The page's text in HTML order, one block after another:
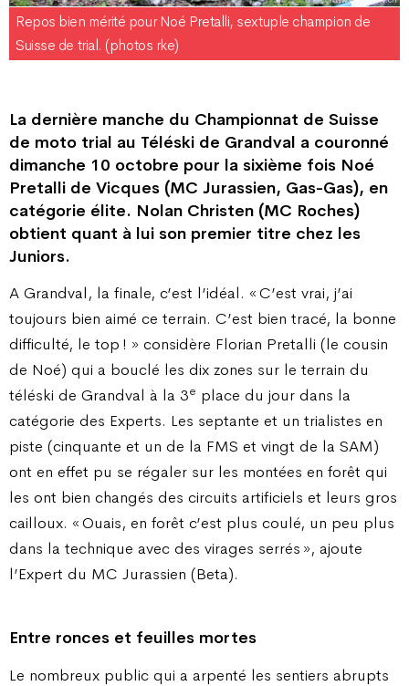
Repos bien mérité pour Noé Pretalli, sextuple champion de
Suisse de trial. (photos rke)
La dernière manche du Championnat de Suisse
de moto trial au Téléski de Grandval a couronné
dimanche 10 octobre pour la sixième fois Noé
Pretalli de Vicques (MC Jurassien, Gas-Gas), en
catégorie élite. Nolan Christen (MC Roches)
obtient quant à lui son premier titre chez les
Juniors.
A Grandval, la finale, c’est l’idéal. « C’est vrai, j’ai
toujours bien aimé ce terrain. C’est bien tracé, la bonne
difficulté, le top ! » considère Florian Pretalli (le cousin
de Noé) qui a bouclé les dix zones sur le terrain du
téléski de Grandval à la 3e place du jour dans la
catégorie des Experts. Les septante et un trialistes en
piste (cinquante et un de la FMS et vingt de la SAM)
ont en effet pu se régaler sur les montées en forêt qui
les ont bien changés des circuits artificiels et leurs gros
cailloux. « Ouais, en forêt c’est plus coulé, un peu plus
dans la technique avec des virages serrés », ajoute
l’Expert du MC Jurassien (Beta).
Entre ronces et feuilles mortes
Le nombreux public qui a arpenté les sentiers abrupts